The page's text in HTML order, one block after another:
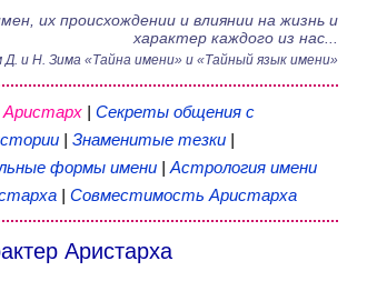
их происхождении и влиянии на жизнь и
характер каждого из нас...
Д. и Н. Зима«Тайна имени» и «Тайный язык имени»
Аристарх| Секреты общения с
| Знаменитые тезки|
формы имени| Астрология имени
| Совместимость Аристарха
Аристарха